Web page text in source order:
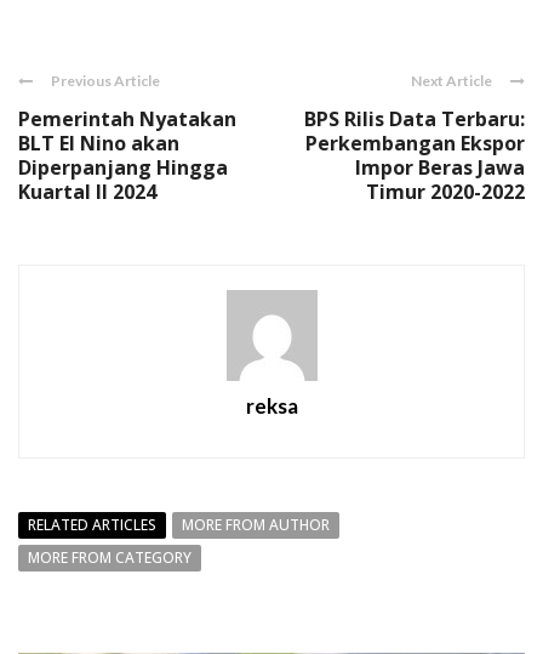
Previous Article
Pemerintah Nyatakan
BLT El Nino akan
Diperpanjang Hingga
Kuartal II 2024
Next Article
BPS Rilis Data Terbaru:
Perkembangan Ekspor
Impor Beras Jawa
Timur 2020-2022
reksa
RELATED ARTICLES
MORE FROM AUTHOR
MORE FROM CATEGORY